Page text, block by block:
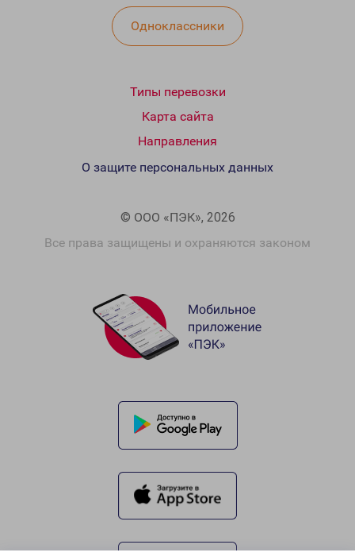
Одноклассники
Типы перевозки
Карта сайта
Направления
© ООО «ПЭК», 2026
Все права защищены и охраняются законом
О защите персональных данных